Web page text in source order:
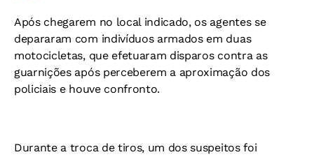
Após chegarem no local indicado, os agentes se
depararam com indivíduos armados em duas
motocicletas, que efetuaram disparos contra as
guarnições após perceberem a aproximação dos
policiais e houve confronto.
Durante a troca de tiros, um dos suspeitos foi